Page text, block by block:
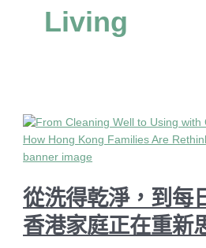
Living
從洗得乾淨，到每
香港家庭正在重新